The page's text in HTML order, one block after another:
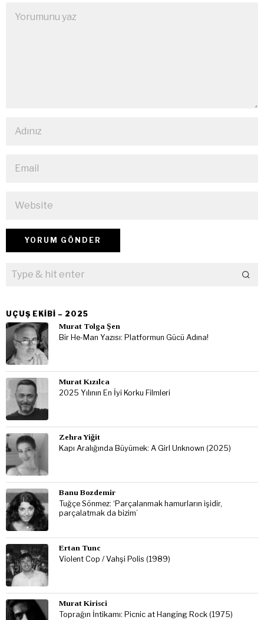
UÇUŞ EKIBI – 2025
Murat Tolga Şen
Bir He-Man Yazısı: Platformun Gücü Adına!
Murat Kızılca
2025 Yılının En İyi Korku Filmleri
Zehra Yiğit
Kapı Aralığında Büyümek: A Girl Unknown (2025)
Banu Bozdemir
Tuğçe Sönmez: ‘Parçalanmak hamurların işidir,
parçalatmak da bizim’
Ertan Tunc
Violent Cop / Vahşi Polis (1989)
Murat Kirisci
Toprağın İntikamı: Picnic at Hanging Rock (1975)